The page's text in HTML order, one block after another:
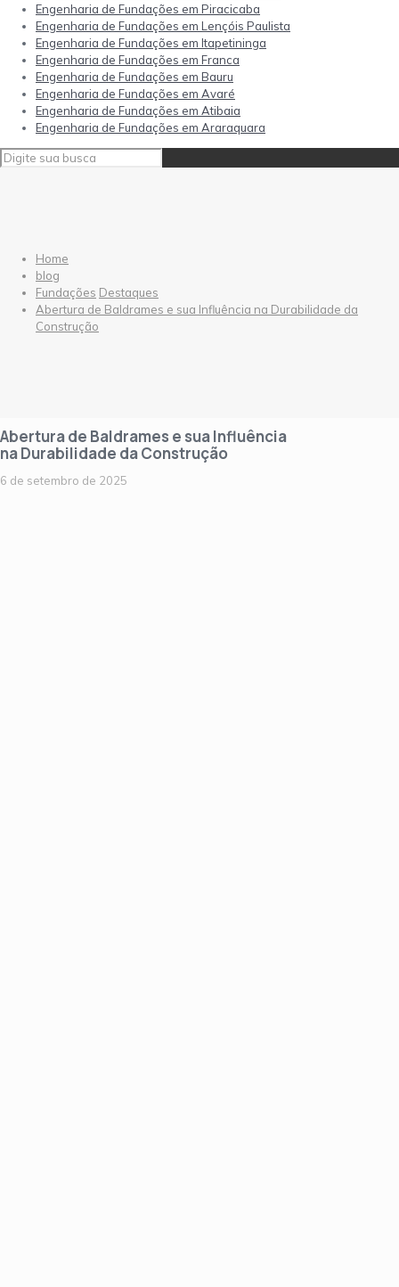
Engenharia de Fundações em Piracicaba
Engenharia de Fundações em Lençóis Paulista
Engenharia de Fundações em Itapetininga
Engenharia de Fundações em Franca
Engenharia de Fundações em Bauru
Engenharia de Fundações em Avaré
Engenharia de Fundações em Atibaia
Engenharia de Fundações em Araraquara
Home
blog
Fundações Destaques
Abertura de Baldrames e sua Influência na Durabilidade da
Construção
Abertura de Baldrames e sua Influência
na Durabilidade da Construção
6 de setembro de 2025